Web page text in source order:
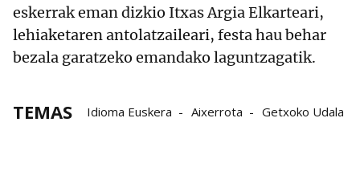
eskerrak eman dizkio Itxas Argia Elkarteari,
lehiaketaren antolatzaileari, festa hau behar
bezala garatzeko emandako laguntzagatik.
TEMAS Idioma Euskera Aixerrota Getxoko Udala